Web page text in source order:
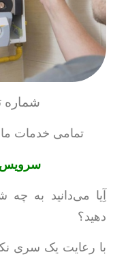
شماره
تمامی خدمات
سرویس
آِیا می‌دانید به
دهید؟
با رعایت یک سری